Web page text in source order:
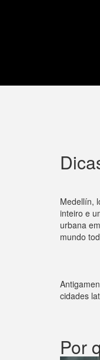
Medellín,
inteiro e
urbana
mundo
cidades
Por